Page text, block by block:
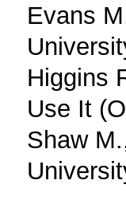
Evans
Higgins
Use It
Shaw